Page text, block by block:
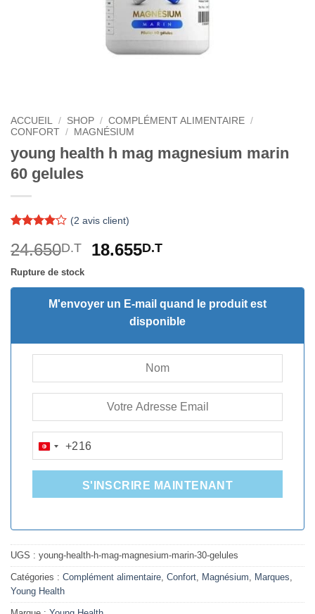
ACCUEIL / SHOP / COMPLÉMENT ALIMENTAIRE /
CONFORT / MAGNÉSIUM
young health h mag magnesium marin
60 gelules
sur 5
basé sur
notations
(2 avis client)
24.650D.T
Le
initial
était :
24.650D.T.
18.655D.TLe
actuel
est :
18.655D.T.
Rupture de stock
M'envoyer un E-mail quand le produit est
disponible
TUNISIA
+216
+216
S'INSCRIRE MAINTENANT
UGS : young-health-h-mag-magnesium-marin-30-gelules
Catégories : Complément alimentaire, Confort, Magnésium, Marques,
Young Health